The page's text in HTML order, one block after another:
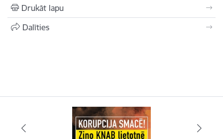
Drukāt lapu
Dalīties